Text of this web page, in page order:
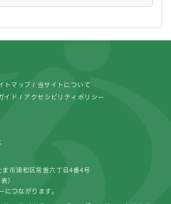
トマップ 当サイトについて
イド アクセシビリティポリシー
市浦和区常盤六丁目4番4号
）
につながります。